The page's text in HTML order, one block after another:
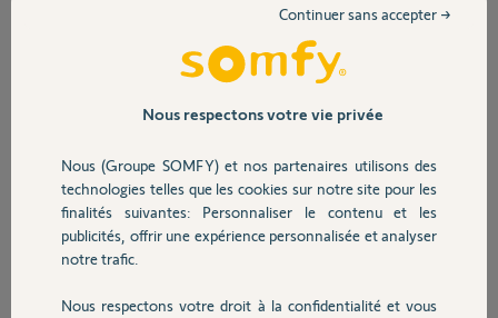
Sécurité
Domotique
Chauffage
Bonjour,
Quel moteur est
CENTRALE DE
PERGOLA À LAMES
ORIENTABLES io?
J'ai actuellement un
deux polarités j'ai installé le système de pergola tilt IO.
Nous respectons votre vie privée
Nous (Groupe SOMFY) et nos partenaires utilisons des
technologies telles que les cookies sur notre site pour les
finalités suivantes: Personnaliser le contenu et les
publicités, offrir une expérience personnalisée et analyser
notre trafic.
Nous respectons votre droit à la confidentialité et vous
Continuer sans accepter →